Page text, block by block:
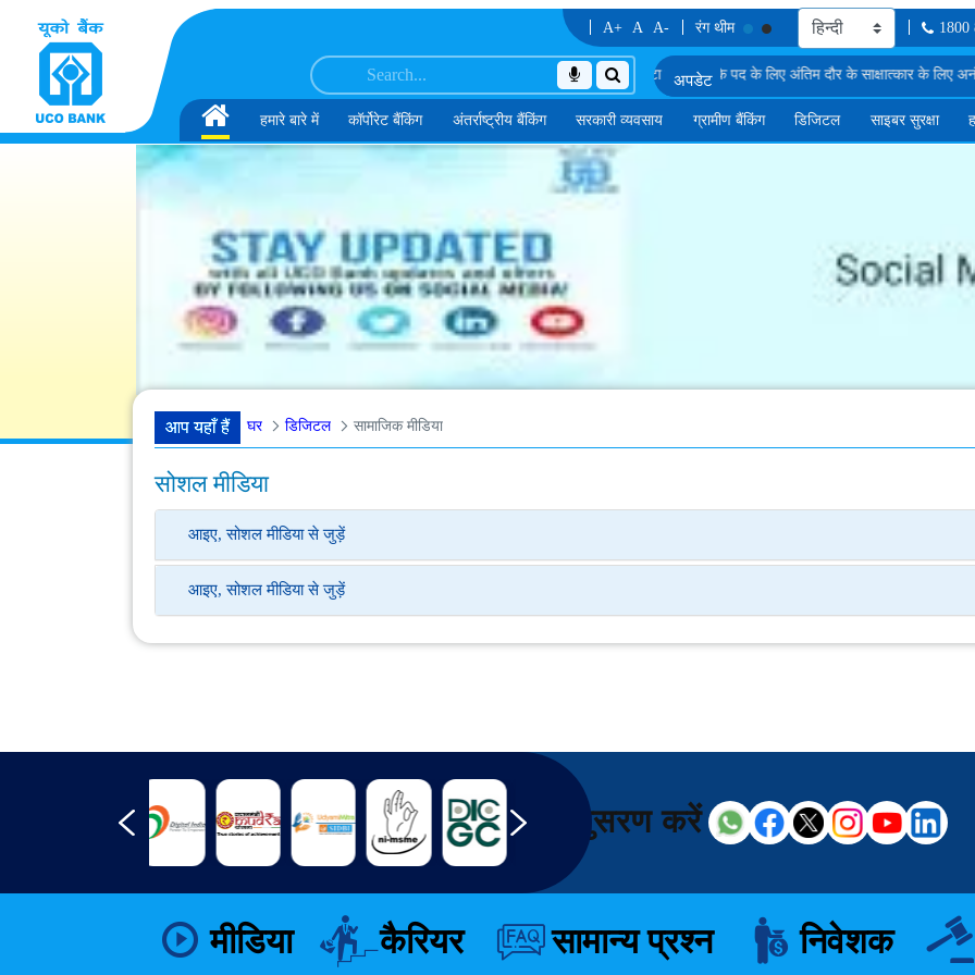
सामग्री पर छोड़ें A+ A A- रंग थीम 1800
के पद के लिए अंतिम दौर के साक्षात्कार के लिए अनंतिम रूप से चुने गए उम्मीदवारों की सूची एमएमजीएस-II में डेटा विश्लेषक के पद के लिए अंतिम दौर के साक्षात्कार के लिए अनंतिम
Home
हमारे बारे में कॉर्पोरेट बैंकिंग अंतर्राष्ट्रीय बैंकिंग सरकारी व्यवसाय ग्रामीण बैंकिंग डिजिटल साइबर सुरक्षा
आप यहाँ हैं घर डिजिटल सामाजिक मीडिया
सोशल मीडिया
आइए, सोशल मीडिया से जुड़ें
आइए, सोशल मीडिया से जुड़ें
अनुसरण करें
मीडिया कैरियर सामान्य प्रश्न निवेशक